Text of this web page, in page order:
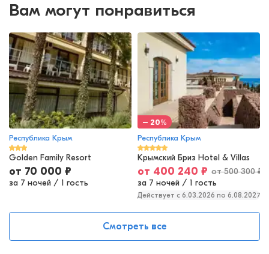
Вам могут понравиться
Республика Крым
Golden Family Resort
от 70 000 ₽
за 7 ночей / 1 гость
– 20%
Республика Крым
Крымский Бриз Hotel & Villas
от 400 240 ₽ от500 300 ₽
за 7 ночей / 1 гость
Действует c 6.03.2026 по 6.08.2027
Смотреть все